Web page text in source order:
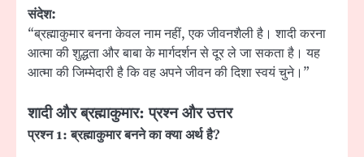
संदेश:
“ब्रह्माकुमार बनना केवल नाम नहीं, एक जीवनशैली है। शादी करना
आत्मा की शुद्धता और बाबा के मार्गदर्शन से दूर ले जा सकता है। यह
आत्मा की जिम्मेदारी है कि वह अपने जीवन की दिशा स्वयं चुने।”
शादी और ब्रह्माकुमार: प्रश्न और उत्तर
प्रश्न 1:ब्रह्माकुमार बनने का क्या अर्थ है?